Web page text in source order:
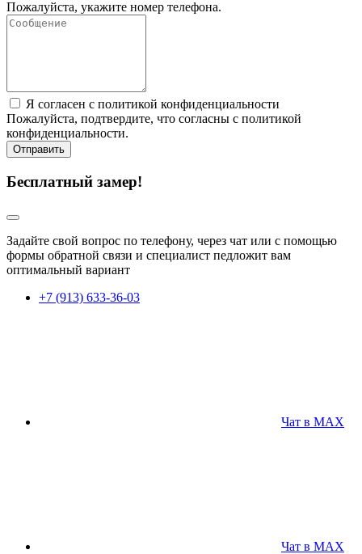
Пожалуйста, укажите номер телефона.
Я согласен с политикой конфиденциальности
Пожалуйста, подтвердите, что согласны с политикой
конфиденциальности.
Отправить
Бесплатный замер!
Задайте свой вопрос по телефону, через чат или с помощью
формы обратной связи и специалист педложит вам
оптимальный вариант
+7 (913) 633-36-03
Чат в MAX
Чат в MAX